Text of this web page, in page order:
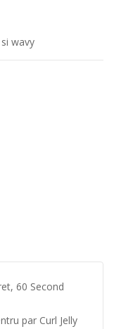
wavy
60 Second
par Curl Jelly